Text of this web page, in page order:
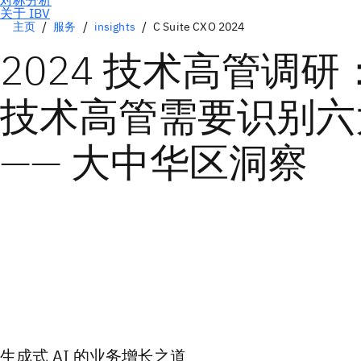
主页 服务 insights C Suite CXO 2024
2024 技术高管调研
技术高管需要识别
—— 大中华区洞察
生成式 AI 的业务增长之道